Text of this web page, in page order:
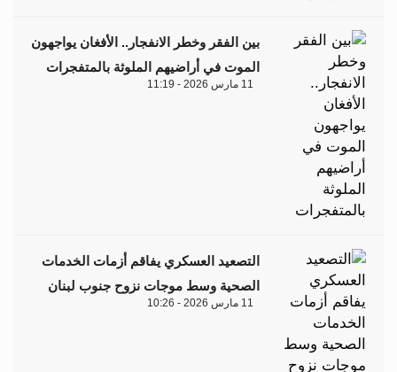
بين الفقر وخطر الانفجار.. الأفغان يواجهون
الموت في أراضيهم الملوثة بالمتفجرات
11 مارس 2026 - 11:19
التصعيد العسكري يفاقم أزمات الخدمات
الصحية وسط موجات نزوح جنوب لبنان
11 مارس 2026 - 10:26